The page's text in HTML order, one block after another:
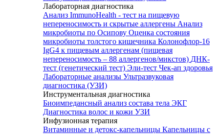
Лабораторная диагностика
Анализ ImmunoHealth - тест на пищевую
непереносимость и скрытые аллергены Анализ
микробиоты по Осипову Оценка состояния
микробиоты толстого кишечника Колонофлор-16
IgG4 к пищевым аллергенам (пищевая
непереносимость – 88 аллергенов/микстов) ДНК-
тест (генетический тест) Эли-тест Чек-ап здоровья
Лабораторные анализы Ультразвуковая
диагностика (УЗИ)
Инструментальная диагностика
Биоимпедансный анализ состава тела ЭКГ
Диагностика волос и кожи УЗИ
Инфузионная терапия
Витаминные и детокс-капельницы Капельницы с